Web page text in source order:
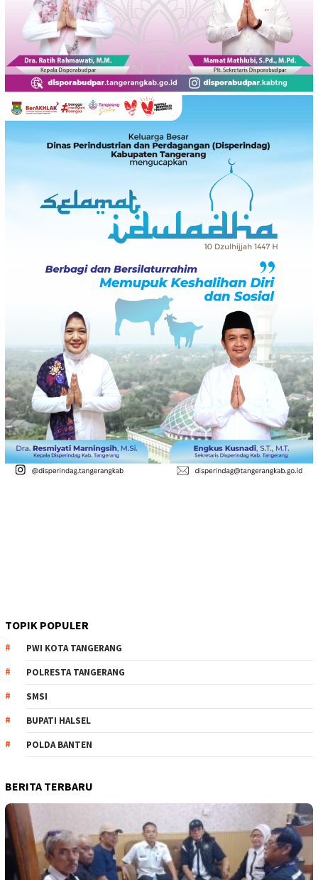
TOPIK POPULER
PWI KOTA TANGERANG
POLRESTA TANGERANG
SMSI
BUPATI HALSEL
POLDA BANTEN
BERITA TERBARU